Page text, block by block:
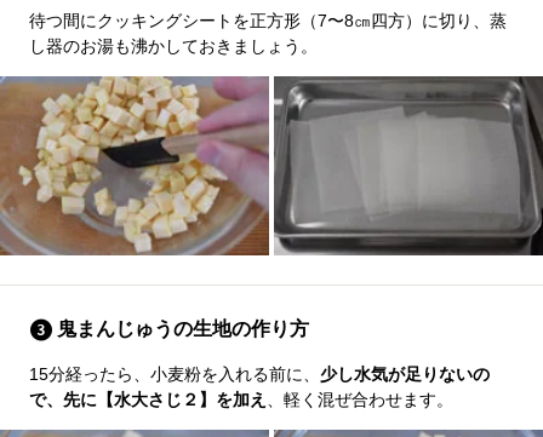
待つ間にクッキングシートを正方形（7〜8㎝四方）に切り、蒸
し器のお湯も沸かしておきましょう。
鬼まんじゅうの生地の作り方
15分経ったら、小麦粉を入れる前に、 少し水気が足りないの
で、先に【水大さじ２】を加え 、軽く混ぜ合わせます。